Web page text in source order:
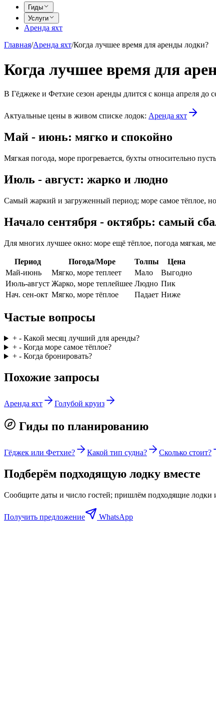
Гиды
Услуги
Аренда яхт
Главная/Аренда яхт/Когда лучшее время для аренды лодки?
Когда лучшее время для
В Гёджеке и Фетхие сезон аренды длится с конца апреля
Актуальные цены в живом списке лодок: Аренда яхт
Май - июнь: мягко и спокойно
Мягкая погода, море прогревается, бухты относительно
Июль - август: жарко и людно
Самый жаркий и загруженный период; море самое тёплое,
Начало сентября - октябрь: самый
Для многих лучшее окно: море ещё тёплое, погода мягкая,
Период Погода/Море Толпы
Цена
Май-июнь
Мягко, море теплеет Мало
Выгодно
Июль-август Жарко, море теплейшее Людно Пик
Нач. сен-окт Мягко, море тёплое Падает Ниже
Частые вопросы
+ - Какой месяц лучший для аренды?
+ - Когда море самое тёплое?
+ - Когда бронировать?
Похожие запросы
Аренда яхт Голубой круиз
Гиды по планированию
Гёджек или Фетхие? Какой тип судна? Сколько стоит?
Подберём подходящую лодку вместе
Сообщите даты и число гостей; пришлём подходящие лодки
Получить предложение WhatsApp